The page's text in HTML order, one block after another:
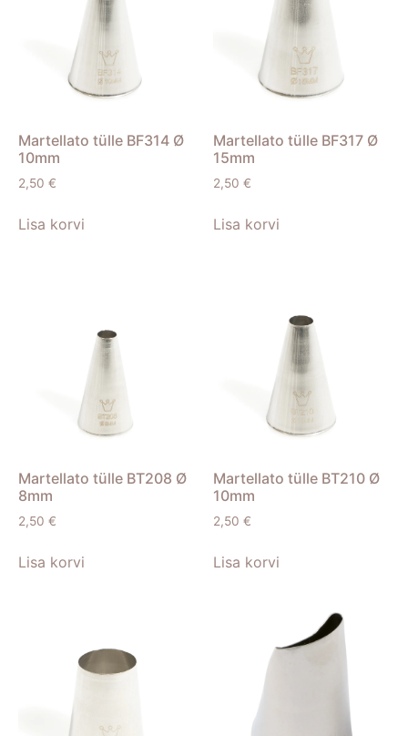
Martellato tülle BF314 Ø
10mm
2,50 €
Lisa korvi
Martellato tülle BF317 Ø
15mm
2,50 €
Lisa korvi
Martellato tülle BT208 Ø
8mm
2,50 €
Lisa korvi
Martellato tülle BT210 Ø
10mm
2,50 €
Lisa korvi